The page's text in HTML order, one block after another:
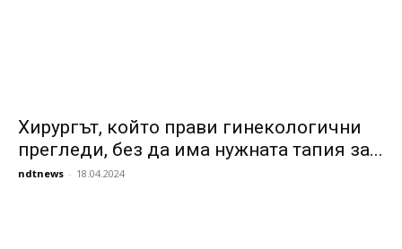
Хирургът, който прави гинекологични
прегледи, без да има нужната тапия за...
ndtnews - 18.04.2024